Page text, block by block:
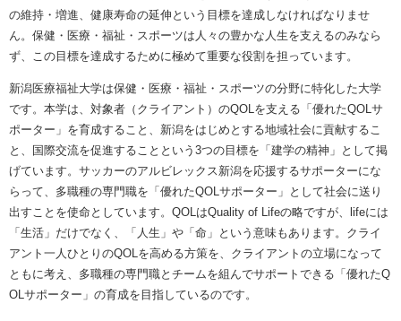
の維持・増進、健康寿命の延伸という目標を達成しなければなりませ
ん。保健・医療・福祉・スポーツは人々の豊かな人生を支えるのみなら
ず、この目標を達成するために極めて重要な役割を担っています。
新潟医療福祉大学は保健・医療・福祉・スポーツの分野に特化した大学
です。本学は、対象者（クライアント）のQOLを支える「優れたQOLサ
ポーター」を育成すること、新潟をはじめとする地域社会に貢献するこ
と、国際交流を促進することという3つの目標を「建学の精神」として掲
げています。サッカーのアルビレックス新潟を応援するサポーターにな
らって、多職種の専門職を「優れたQOLサポーター」として社会に送り
出すことを使命としています。QOLはQuality of Lifeの略ですが、lifeには
「生活」だけでなく、「人生」や「命」という意味もあります。クライ
アント一人ひとりのQOLを高める方策を、クライアントの立場になって
ともに考え、多職種の専門職とチームを組んでサポートできる「優れたQ
OLサポーター」の育成を目指しているのです。